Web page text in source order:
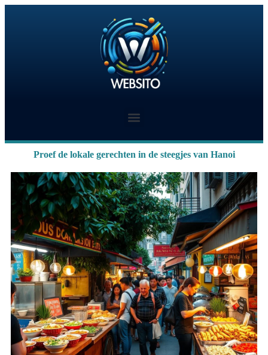
Proef de lokale gerechten in de steegjes van Hanoi